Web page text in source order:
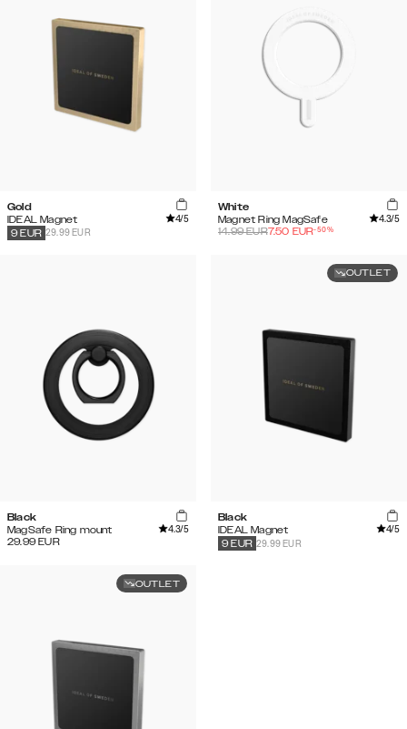
Gold
IDEAL Magnet
4/5
29.99 EUR
9 EUR
White
Magnet Ring MagSafe
4.3/5
14.99EUR7.50 EUR-50%
Black
MagSafe Ring mount
4.3/5
29.99 EUR
OUTLET
Black
IDEAL Magnet
4/5
29.99 EUR
9 EUR
OUTLET